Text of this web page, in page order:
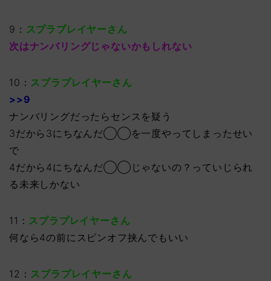
9： スプラプレイヤーさん
次はナンバリングじゃないかもしれない
10： スプラプレイヤーさん
>>9
ナンバリングだったらセンスを疑う
3だから3にちなんだ◯◯を一度やってしまったせい
で
4だから4にちなんだ◯◯じゃないの？っていじられ
る未来しかない
11： スプラプレイヤーさん
何なら4の前にスピンオフ挟んでもいい
12： スプラプレイヤーさん